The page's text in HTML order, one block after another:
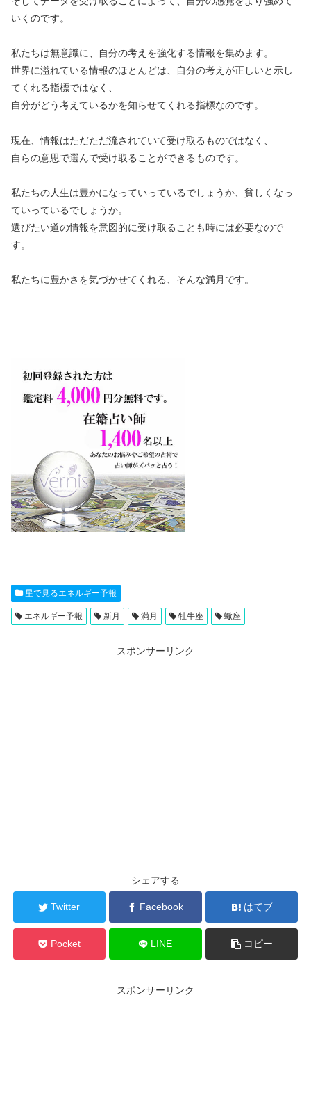
いくのです。
私たちは無意識に、自分の考えを強化する情報を集めます。
世界に溢れている情報のほとんどは、自分の考えが正しいと示し
てくれる指標ではなく、
自分がどう考えているかを知らせてくれる指標なのです。
現在、情報はただただ流されていて受け取るものではなく、
自らの意思で選んで受け取ることができるものです。
私たちの人生は豊かになっていっているでしょうか、貧しくなっ
ていっているでしょうか。
選びたい道の情報を意図的に受け取ることも時には必要なので
す。
私たちに豊かさを気づかせてくれる、そんな満月です。
星で見るエネルギー予報
エネルギー予報 新月 満月 牡牛座 蠍座
スポンサーリンク
シェアする
Twitter Facebook はてブ
Pocket LINE コピー
スポンサーリンク